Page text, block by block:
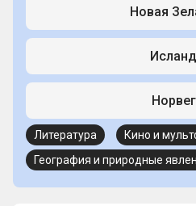
Новая
Литература Кино и
География и природные